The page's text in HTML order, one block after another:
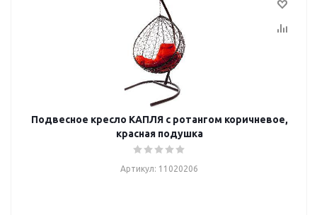
Подвесное кресло КАПЛЯ с ротангом коричневое,
красная подушка
Артикул: 11020206